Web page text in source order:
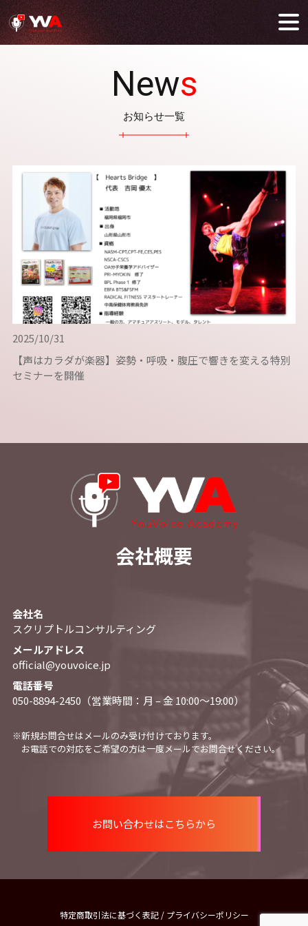
News
お知らせ一覧
2025/10/31
【声はカラダが楽器】姿勢・呼吸・腹圧で響きを変える特別
セミナーを開催
会社概要
会社名
スクリプトルコンサルティング
メールアドレス
official@youvoice.jp
電話番号
050-8894-2450（営業時間：月 – 金 10:00〜19:00）
※新規お問合せはメールのみ受け付けております。
お電話での対応をご希望の方は一度メールでお問合せください。
お問い合わせはこちらから
特定商取引法に基づく表記/ プライバシーポリシー